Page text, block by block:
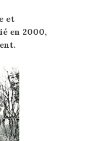
et
en 2000,